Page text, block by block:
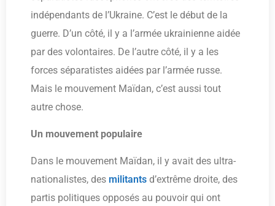
indépendants de l’Ukraine. C’est le début de la
guerre. D’un côté, il y a l’armée ukrainienne aidée
par des volontaires. De l’autre côté, il y a les
forces séparatistes aidées par l’armée russe.
Mais le mouvement Maïdan, c’est aussi tout
autre chose.
Un mouvement populaire
Dans le mouvement Maïdan, il y avait des ultra-
nationalistes, des militants d’extrême droite, des
partis politiques opposés au pouvoir qui ont